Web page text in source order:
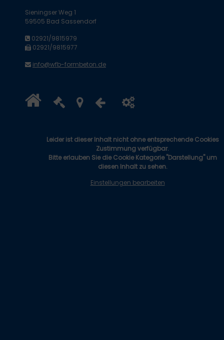
Sieningser Weg 1
59505 Bad Sassendorf
02921/9815979
02921/9815977
info@wfb-formbeton.de
Leider ist dieser Inhalt nicht ohne entsprechende Cookies
Zustimmung verfügbar.
Bitte erlauben Sie die Cookie Kategorie "Darstellung" um
diesen Inhalt zu sehen.
Einstellungen bearbeiten